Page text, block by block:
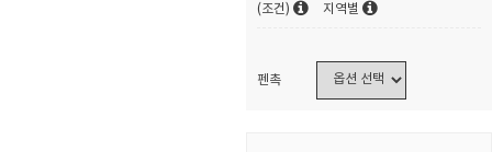
(조건)
지역별
펜촉